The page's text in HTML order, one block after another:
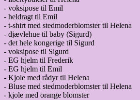
- voksipose til Emil
- heldragt til Emil
- t-shirt med stedmoderblomster til Helena
- djævlehue til baby (Sigurd)
- det hele kongerige til Sigurd
- voksipose til Sigurd
- EG hjelm til Frederik
- EG hjelm til Emil
- Kjole med rådyr til Helena
- Bluse med stedmoderblomster til Helena
- kjole med orange blomster